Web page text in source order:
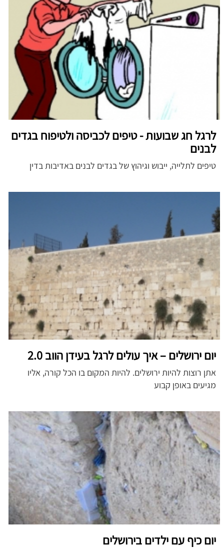
לרגל חג שבועות - טיפים לכביסה ולטיפוח בגדים
לבנים
טיפים לתלייה, ייבוש וגיהוץ של בגדים לבנים באדיבות בדין
יום ירושלים – איך עולים לרגל בעידן הווב 2.0
אתן רוצות להיות ירושלים. להיות המקום בו הכל קורה, אליו
מגיעים באופן קבוע
יום כיף עם ילדים בירושלים